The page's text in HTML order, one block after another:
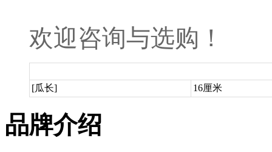
欢迎咨询与选购！
[瓜长] 16厘米
品牌介绍